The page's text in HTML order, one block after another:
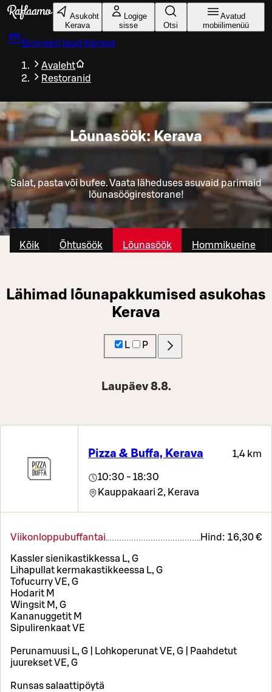
Liigu peamise sisu juurde
Asukoht
Kerava
Logige
sisse
Otsi
Avatud
mobiilimenüü
Broneeri laud Kerava
Avaleht
Restoranid
Lõunasöök: Kerava
Salat, pasta või bufee. Vaata läheduses asuvaid parimaid
lõunasöögirestorane!
Kõik Õhtusöök Lõunasöök Hommikueine
Lähimad lõunapakkumised asukohas
Kerava
L P
Laupäev 8.8.
Pizza & Buffa, Kerava 1,4 km
10:30 - 18:30
Kauppakaari 2, Kerava
Viikonloppubuffantai Hind: 16,30 €
Kassler sienikastikkessa L, G
Lihapullat kermakastikkeessa L, G
Tofucurry VE, G
Hodarit M
Wingsit M, G
Kananuggetit M
Sipulirenkaat VE
Perunamuusi L, G | Lohkoperunat VE, G | Paahdetut
juurekset VE, G
Runsas salaattipöytä